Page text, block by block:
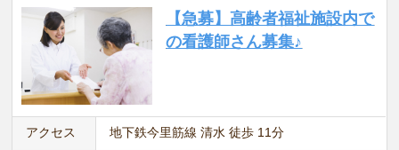
【急募】高齢者福祉施設内で
の看護師さん募集♪
アクセス 地下鉄今里筋線 清水 徒歩 11分